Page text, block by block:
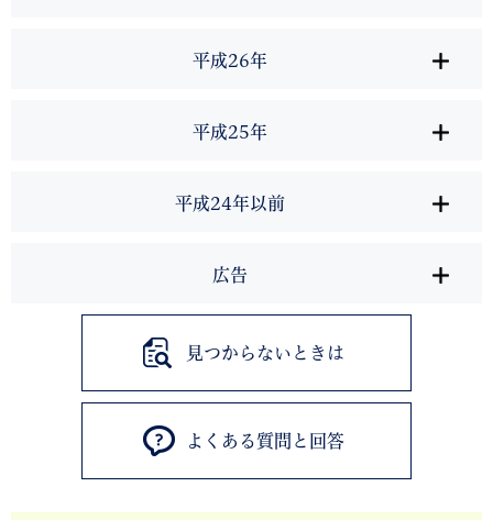
平成26年
平成25年
平成24年以前
広告
見つからないときは
よくある質問と回答